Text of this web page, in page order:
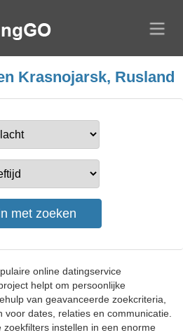
Krasnojarsk, Rusland
online datingservice
helpt om persoonlijke
van geavanceerde zoekcriteria,
dates, relaties en communicatie.
instellen in een enorme